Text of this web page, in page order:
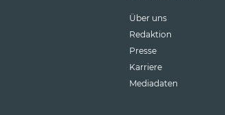
Über uns
Redaktion
Presse
Karriere
Mediadaten